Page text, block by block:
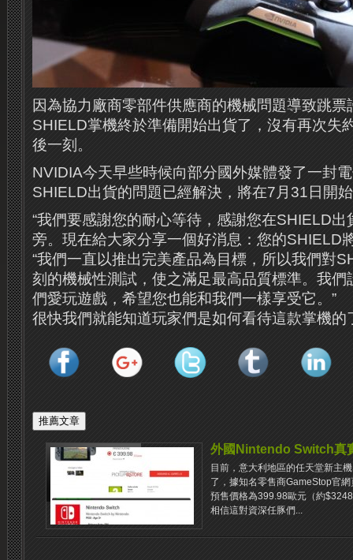
因為協力廠商零部件供應商的機械問題導致跳票
SHIELD掌機終於準備開始出貨了，沒有再次失
後一刻。
NVIDIA今天早些時候向部分國外媒體發了一封
SHIELD出貨的問題已經解決，將在7月31日開
“我們要感謝您的耐心等待，感謝您在SHIELD
旁。現在給大家分享一個好消息：您的SHIELD
“我們一直以推出完美產品為目標，所以我們對
刻的機械性測試，使之滿足最高品質標準。我
們愛玩遊戲，希望您也能和我們一樣享受它。”
很快我們就能知道玩家們是如何看待這款掌機的
外國Nintendo Switch真
目前，意大利地區的任天堂新主
了，據知名零售商GameStop官
預售價格為399.98歐元（約
相信這對資深任豚們...